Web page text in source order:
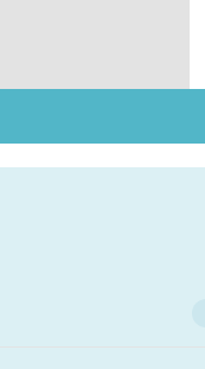
: et si c'était la